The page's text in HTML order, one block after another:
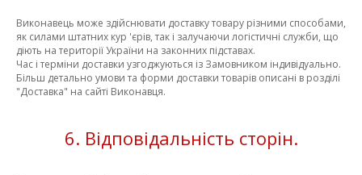
Виконавець може здійснювати доставку товару різними способами,
як силами штатних кур 'єрів, так і залучаючи логістичні служби, що
діють на території України на законних підставах.
Час і терміни доставки узгоджуються із Замовником індивідуально.
Більш детально умови та форми доставки товарів описані в розділі
"Доставка" на сайті Виконавця.
6. Відповідальність сторін.